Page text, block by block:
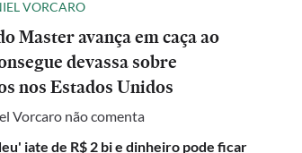
VORCARO
Master avança em caça ao
devassa sobre
nos Estados Unidos
Vorcaro não comenta
iate de R$ 2 bi e dinheiro pode ficar